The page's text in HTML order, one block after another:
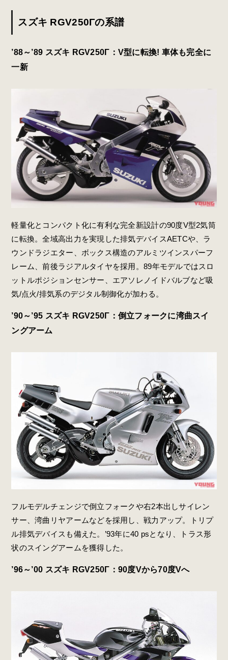
スズキ RGV250Γの系譜
’88～’89 スズキ RGV250Γ：V型に転換! 車体も完全に
一新
軽量化とコンパクト化に有利な完全新設計の90度V型2気筒
に転換。全域高出力を実現した排気デバイスAETCや、ラ
ウンドラジエター、ボックス構造のアルミツインスパーフ
レーム、前後ラジアルタイヤを採用。 89年モデルではスロ
ットルポジションセンサー、 エアソレノイドバルブなど吸
気/点火/排気系のデジタル制御化が加わる。
’90～’95 スズキ RGV250Γ：倒立フォークに湾曲スイ
ングアーム
フルモデルチェンジで倒立フォークや右2本出しサイレン
サー、湾曲リヤアームなどを採用し、戦力アップ。トリプ
ル排気デバイスも備えた。’93年に40 psとなり、トラス形
状のスイングアームを獲得した。
’96～’00 スズキ RGV250Γ：90度Vから70度Vへ